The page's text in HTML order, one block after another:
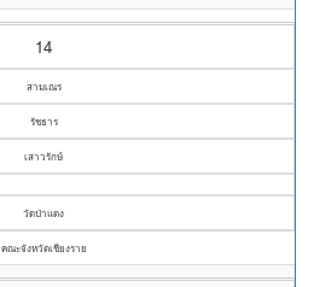
14
สามเณร
รัชธาร
เสาวรักษ์
วัดป่าแดง
คณะจังหวัดเชียงราย